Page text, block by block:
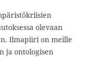
olevaan
Ilmapiiri on meille
ja ontologisen